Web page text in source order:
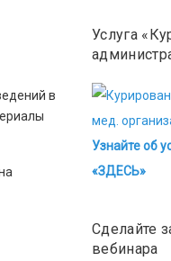
в
Услуга
Узнайте об
«ЗДЕСЬ»
Сделайте
вебинара